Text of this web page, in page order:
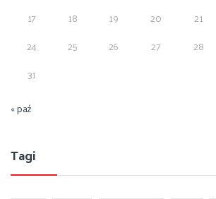
17
18 19 20 21
24
25 26 27 28
31
« paź
Tagi